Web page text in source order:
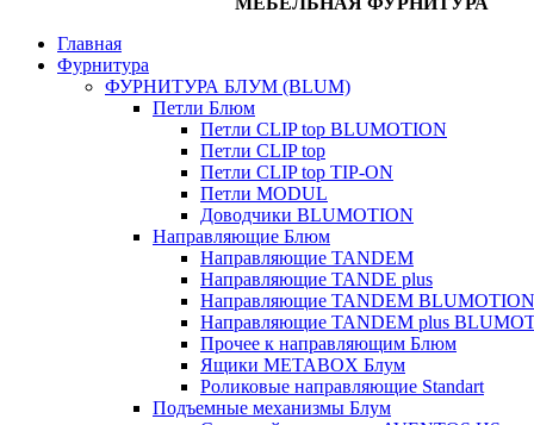
Главная
Фурнитура
ФУРНИТУРА БЛУМ (BLUM)
Петли Блюм
Петли CLIP top BLUMOTION
Петли CLIP top
Петли CLIP top TIP-ON
Петли MODUL
Доводчики BLUMOTION
Направляющие Блюм
Направляющие TANDEM
Направляющие TANDE plus
Направляющие TANDEM BLUMOTION
Направляющие TANDEM plus
Прочее к направляющим Блюм
Ящики METABOX Блум
Роликовые направляющие Standart
Подъемные механизмы Блум